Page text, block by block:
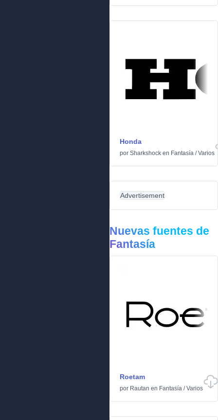
Honda
por Sharkshock en Fantasía /Varios
Advertisement
Nuevas fuentes de
Fantasía
Roetam
por Rautan en Fantasía /Varios